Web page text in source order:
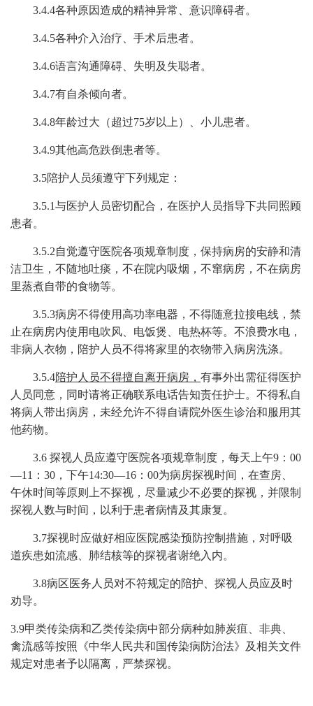
3.4.4各种原因造成的精神异常、意识障碍者。
3.4.5各种介入治疗、手术后患者。
3.4.6语言沟通障碍、失明及失聪者。
3.4.7有自杀倾向者。
3.4.8年龄过大（超过75岁以上）、 小儿患者。
3.4.9其他高危跌倒患者等。
3.5陪护人员须遵守下列规定 ：
3.5.1与医护人员密切配合，在医护人员指导下共同 照顾
患者。
3.5.2自觉遵守医院各项规章制度，保持病房的安静和清
洁卫生 ， 不随地吐痰，不在院内吸烟，不窜病房，不在病房
里蒸煮自带的食物等。
3.5.3病房不得使用高功率电器，不得随意拉接电线，禁
止在病房内使用电吹风、电饭煲、电热杯等。不浪费水电，
非病人衣物，陪护人员不得将家里的衣物带入病房洗涤。
3.5.4陪护人员不得擅自离开病房， 有事外出需征得医护
人员同意， 同时请将正确联系电话告知责任护士。 不得私自
将病人带出病房，未经允许不得自请院外医生诊治和服用其
他药物。
3.6 探视 人员应遵守医院各项规章制度， 每天 上午9 ： 00
—11： 30 ，下午14:30—16 ： 00为病房探视时间，在查房、
午休时间等原则上不探视，尽量减少不必要的探视， 并限制
探视人数与时间，以利于患者病情及其康复。
3.7探视时应做好相应医院感染预防控制措施，对呼吸
道疾患如流感、肺结核等的探视者谢绝入内。
3.8病区医务人员对不符规定的陪护、探视人员应及时
劝导。
3.9甲类传染病和乙类传染病中部分病种如肺炭疽、非典、
禽流感等按照《中华人民共和国传染病防治法》及相关文件
规定对患者予以隔离，严禁探视。